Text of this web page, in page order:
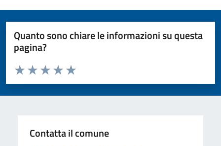
Quanto sono chiare le informazioni su questa
pagina?
Valuta da 1 a 5 stelle la pagina
Valuta 5 stelle su 5
Valuta 4 stelle su 5
Valuta 3 stelle su 5
Valuta 2 stelle su 5
Valuta 1 stelle su 5
Contatta il comune